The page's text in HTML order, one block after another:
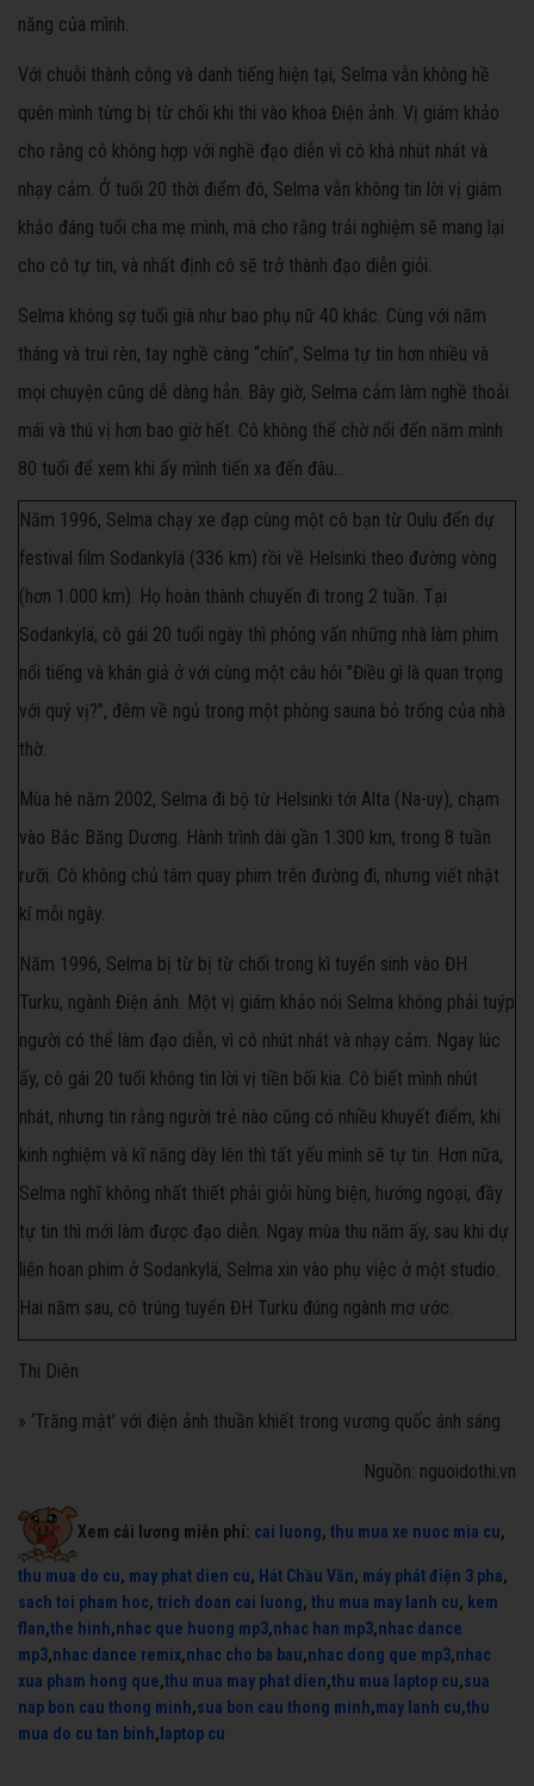
năng của mình.
Với chuỗi thành công và danh tiếng hiện tại, Selma vẫn không hề
quên mình từng bị từ chối khi thi vào khoa Điện ảnh. Vị giám khảo
cho rằng cô không hợp với nghề đạo diễn vì cô khá nhút nhát và
nhạy cảm. Ở tuổi 20 thời điểm đó, Selma vẫn không tin lời vị giám
khảo đáng tuổi cha mẹ mình, mà cho rằng trải nghiệm sẽ mang lại
cho cô tự tin, và nhất định cô sẽ trở thành đạo diễn giỏi.
Selma không sợ tuổi già như bao phụ nữ 40 khác. Cùng với năm
tháng và trui rèn, tay nghề càng “chín”, Selma tự tin hơn nhiều và
mọi chuyện cũng dễ dàng hẳn. Bây giờ, Selma cảm làm nghề thoải
mái và thú vị hơn bao giờ hết. Cô không thể chờ nổi đến năm mình
80 tuổi để xem khi ấy mình tiến xa đến đâu...
Năm 1996, Selma chạy xe đạp cùng một cô bạn từ Oulu đến dự
festival film Sodankylä (336 km) rồi về Helsinki theo đường vòng
(hơn 1.000 km). Họ hoàn thành chuyến đi trong 2 tuần. Tại
Sodankylä, cô gái 20 tuổi ngày thì phỏng vấn những nhà làm phim
nổi tiếng và khán giả ở với cùng một câu hỏi "Điều gì là quan trọng
với quý vị?”, đêm về ngủ trong một phòng sauna bỏ trống của nhà
thờ.
Mùa hè năm 2002, Selma đi bộ từ Helsinki tới Alta (Na-uy), chạm
vào Bắc Băng Dương. Hành trình dài gần 1.300 km, trong 8 tuần
rưỡi. Cô không chủ tâm quay phim trên đường đi, nhưng viết nhật
kí mỗi ngày.
Năm 1996, Selma bị từ bị từ chối trong kì tuyển sinh vào ĐH
Turku, ngành Điện ảnh. Một vị giám khảo nói Selma không phải tuýp
người có thể làm đạo diễn, vì cô nhút nhát và nhạy cảm. Ngay lúc
ấy, cô gái 20 tuổi không tin lời vị tiền bối kia. Cô biết mình nhút
nhát, nhưng tin rằng người trẻ nào cũng có nhiều khuyết điểm, khi
kinh nghiệm và kĩ năng dày lên thì tất yếu mình sẽ tự tin. Hơn nữa,
Selma nghĩ không nhất thiết phải giỏi hùng biện, hướng ngoại, đầy
tự tin thì mới làm được đạo diễn. Ngay mùa thu năm ấy, sau khi dự
liên hoan phim ở Sodankylä, Selma xin vào phụ việc ở một studio.
Hai năm sau, cô trúng tuyển ĐH Turku đúng ngành mơ ước.
Thi Diên
» ‘Trăng mật’ với điện ảnh thuần khiết trong vương quốc ánh sáng
Nguồn: nguoidothi.vn
Xem cải lương miễn phí: cai luong, thu mua xe nuoc mia cu,
thu mua do cu, may phat dien cu, Hát Chầu Văn, máy phát điện 3 pha,
sach toi pham hoc, trich doan cai luong, thu mua may lanh cu, kem
flan,the hinh,nhac que huong mp3,nhac han mp3,nhac dance
mp3,nhac dance remix,nhac cho ba bau,nhac dong que mp3,nhac
xua pham hong que,thu mua may phat dien,thu mua laptop cu,sua
nap bon cau thong minh,sua bon cau thong minh,may lanh cu,thu
mua do cu tan binh, laptop cu